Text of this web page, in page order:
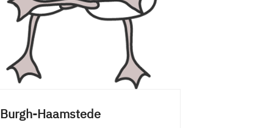
Burgh-Haamstede